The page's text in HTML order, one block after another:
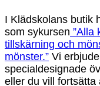
I Klädskolans butik
som sykursen ”Alla
tillskärning och
mönster.” Vi
specialdesignade
eller du vill fortsätta